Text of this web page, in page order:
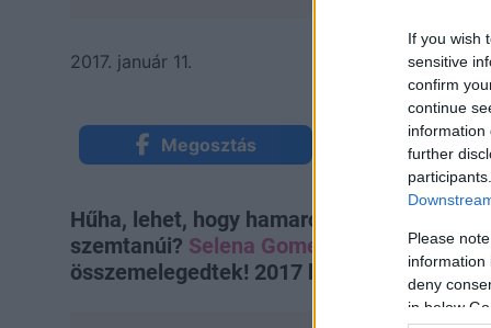
If you wish
sensitive
confirm
continue
information
further
Please
information
deny
in below
2017. január 11.
Megosztás Küldés
Hűha, lehet, hogy hamarosan egy valódi
szemtanúi? Selena Gomez
és a The
összemelegedtek! 2017 beindult!